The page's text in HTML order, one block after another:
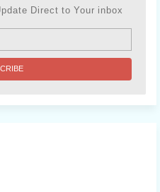
Direct to Your inbox